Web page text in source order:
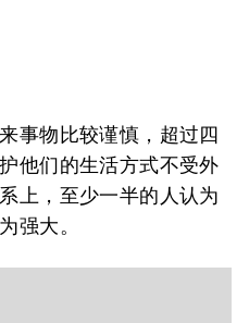
事物比较谨慎，超过四
他们的生活方式不受外
上，至少一半的人认为
强大。